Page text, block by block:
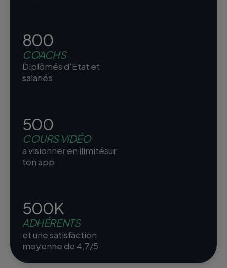
800
COACHS
Diplômés d'Etat et
salariés
500
COURS VIDÉO
a visionner en ilimitésur
ton app
500K
ADHÉRENTS
et une satisfaction
moyenne de 4,7/5